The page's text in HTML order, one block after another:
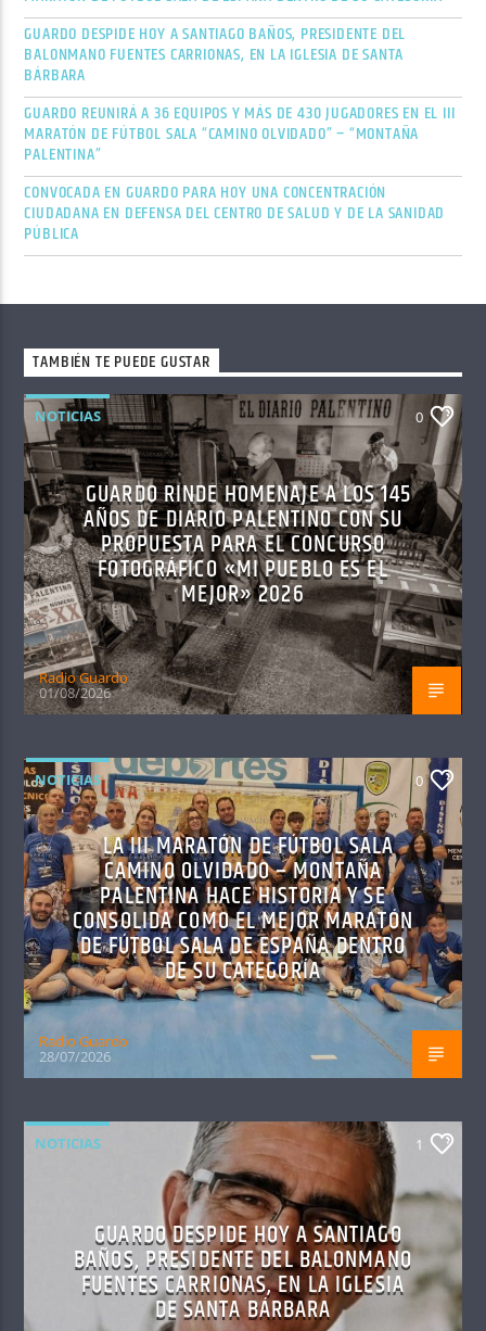
GUARDO DESPIDE HOY A SANTIAGO BAÑOS, PRESIDENTE DEL
BALONMANO FUENTES CARRIONAS, EN LA IGLESIA DE SANTA
BÁRBARA
GUARDO REUNIRÁ A 36 EQUIPOS Y MÁS DE 430 JUGADORES EN EL III
MARATÓN DE FÚTBOL SALA “CAMINO OLVIDADO” – “MONTAÑA
PALENTINA”
CONVOCADA EN GUARDO PARA HOY UNA CONCENTRACIÓN
CIUDADANA EN DEFENSA DEL CENTRO DE SALUD Y DE LA SANIDAD
PÚBLICA
TAMBIÉN TE PUEDE GUSTAR
NOTICIAS 0
GUARDO RINDE HOMENAJE A LOS 145
AÑOS DE DIARIO PALENTINO CON SU
PROPUESTA PARA EL CONCURSO
FOTOGRÁFICO «MI PUEBLO ES EL
MEJOR» 2026
Radio Guardo
01/08/2026
NOTICIAS 0
LA III MARATÓN DE FÚTBOL SALA
CAMINO OLVIDADO – MONTAÑA
PALENTINA HACE HISTORIA Y SE
CONSOLIDA COMO EL MEJOR MARATÓN
DE FÚTBOL SALA DE ESPAÑA DENTRO
DE SU CATEGORÍA
Radio Guardo
28/07/2026
NOTICIAS 1
GUARDO DESPIDE HOY A SANTIAGO
BAÑOS, PRESIDENTE DEL BALONMANO
FUENTES CARRIONAS, EN LA IGLESIA
DE SANTA BÁRBARA